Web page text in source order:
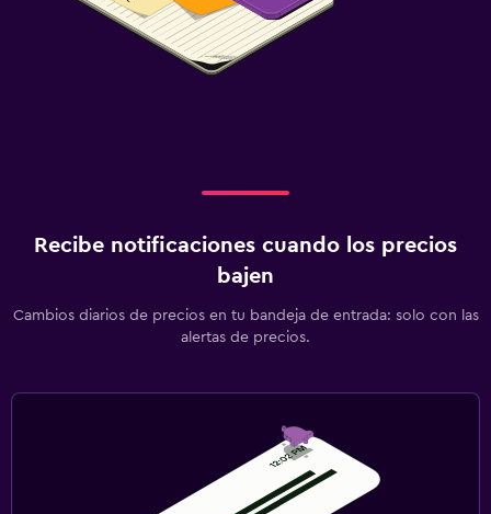
Recibe notificaciones cuando los precios
bajen
Cambios diarios de precios en tu bandeja de entrada: solo con las
alertas de precios.